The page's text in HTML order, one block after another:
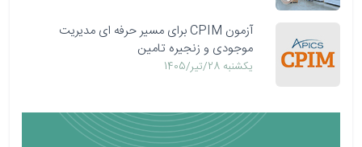
آزمون CPIM برای مسیر حرفه ای مدیریت
موجودی و زنجیره تامین
يكشنبه 28/تیر/1405